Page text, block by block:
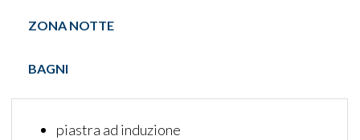
ZONA NOTTE
BAGNI
piastra ad induzione